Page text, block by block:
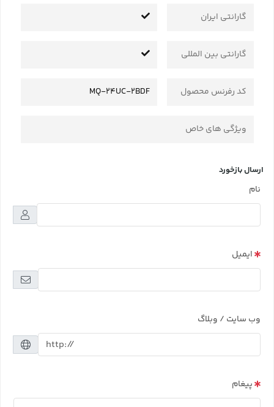
گارانتی ایران
گارانتی بین المللی
کد رفرنس محصول MQ-24UC-2BDF
ویژگی های خاص
ارسال بازخورد
نام
ایمیل
وب سایت / وبلاگ
پیغام